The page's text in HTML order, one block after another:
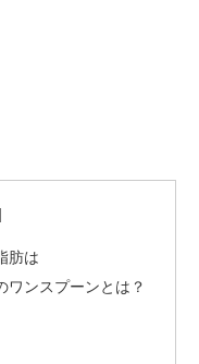
肪は
ワンスプーンとは？